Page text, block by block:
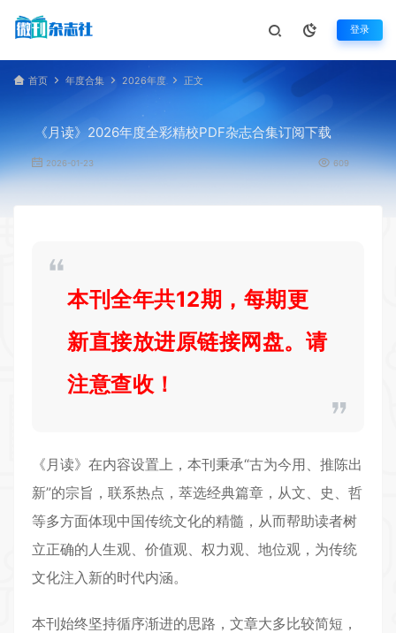
登录
首页 年度合集 2026年度 正文
《月读》2026年度全彩精校PDF杂志合集订阅下载
2026-01-23 609
本刊全年共12期，每期更
新直接放进原链接网盘。请
注意查收！
《 月读》在内容设置上，本刊秉承“古为今用、推陈出
新”的宗旨，联系热点，萃选经典篇章，从文、史、哲
等多方面体现中国传统文化的精髓，从而帮助读者树
立正确的人生观、价值观、权力观、地位观，为传统
文化注入新的时代内涵。
本刊始终坚持循序渐进的思路，文章大多比较简短，